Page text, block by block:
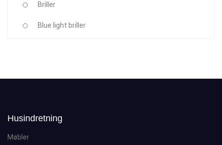
Briller
Blue light briller
Husindretning
Møbler